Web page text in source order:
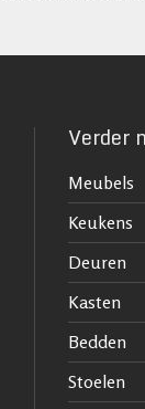
Verder
Meubels
Keukens
Deuren
Kasten
Bedden
Stoelen